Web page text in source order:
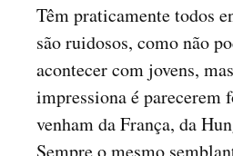
Têm praticamente todos
são ruidosos, como não
acontecer com jovens,
impressiona é parecerem
venham da França, da
Sempre o mesmo